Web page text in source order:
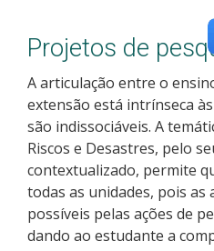
Projetos de
A articulação entre o
extensão está intrínseca
são indissociáveis. A
Riscos e Desastres, pelo
contextualizado, permite
todas as unidades, pois as
possíveis pelas ações de
dando ao estudante a